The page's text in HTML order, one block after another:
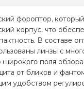
фороптор,
корпус, что
В составе
линзы с
поля обзора
от бликов и
удобством